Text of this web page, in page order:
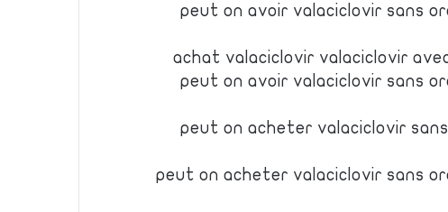
peut on avoir valaciclovir sans
achat valaciclovir valaciclovir
peut on avoir valaciclovir sans
peut on acheter valaciclovir
peut on acheter valaciclovir sans